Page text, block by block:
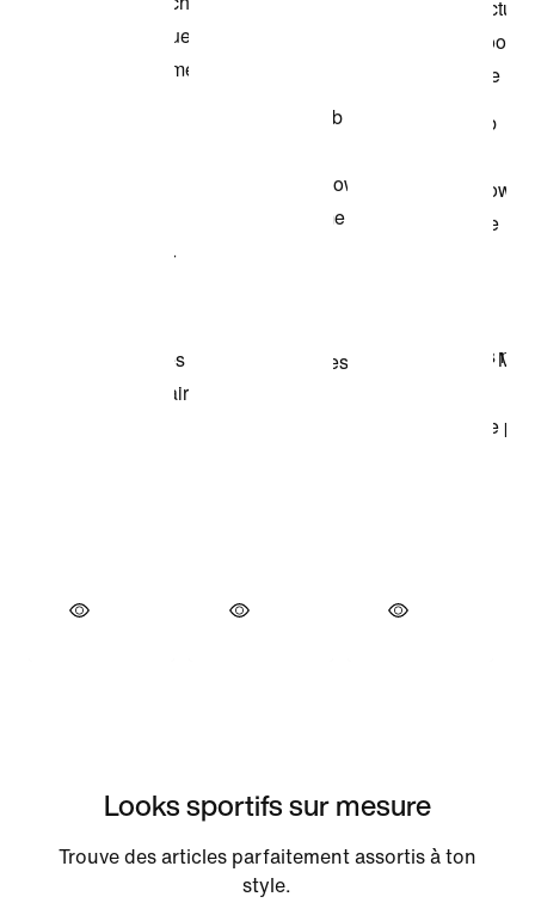
Looks sportifs sur mesure
Trouve des articles parfaitement assortis à ton
style.